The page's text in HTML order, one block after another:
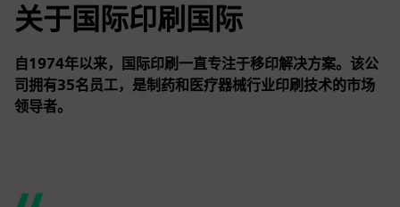
关于国际印刷国际
自1974年以来，国际印刷一直专注于移印解决方案。该公
司拥有35名员工，是制药和医疗器械行业印刷技术的市场
领导者。